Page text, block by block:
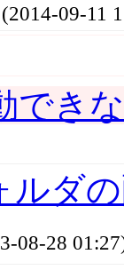
(2014-09-11
でき
ルダ
08-28